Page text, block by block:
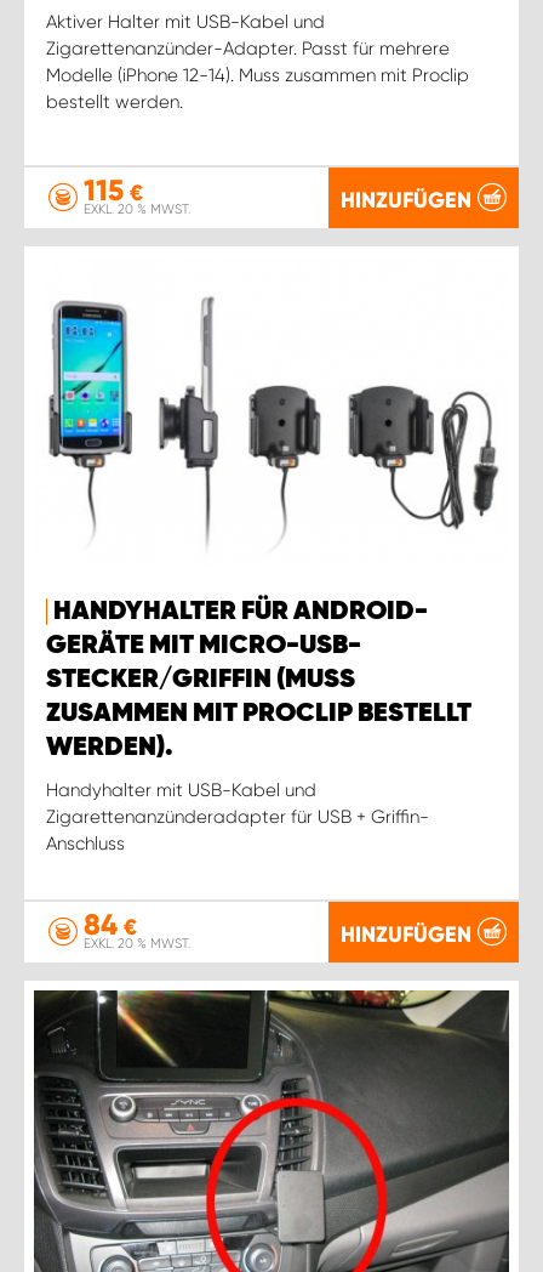
Aktiver Halter mit USB-Kabel und
Zigarettenanzünder-Adapter. Passt für mehrere
Modelle (iPhone 12-14). Muss zusammen mit Proclip
bestellt werden.
115 €
EXKL. 20 % MWST. HINZUFÜGEN
HANDYHALTER FÜR ANDROID-
GERÄTE MIT MICRO-USB-
STECKER/GRIFFIN (MUSS
ZUSAMMEN MIT PROCLIP BESTELLT
WERDEN).
Handyhalter mit USB-Kabel und
Zigarettenanzünderadapter für USB + Griffin-
Anschluss
84 €
EXKL. 20 % MWST. HINZUFÜGEN